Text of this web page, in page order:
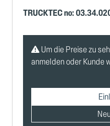
TRUCKTEC no:
Um die Preise zu
anmelden oder Kunde